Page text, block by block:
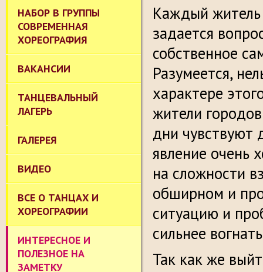
НАБОР В ГРУППЫ
СОВРЕМЕННАЯ
ХОРЕОГРАФИЯ
ВАКАНСИИ
ТАНЦЕВАЛЬНЫЙ
ЛАГЕРЬ
ГАЛЕРЕЯ
ВИДЕО
ВСЕ О ТАНЦАХ И
ХОРЕОГРАФИИ
ИНТЕРЕСНОЕ И
ПОЛЕЗНОЕ НА
ЗАМЕТКУ
Каждый житель
задается
собственное
Разумеется,
характере
жители
дни чувствуют
явление очень
на сложности
обширном и
ситуацию и
сильнее
Так как же